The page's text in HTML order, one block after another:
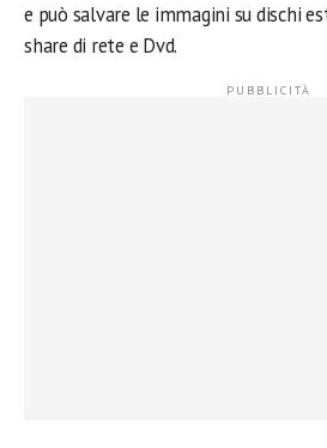
e può salvare le immagini su dischi
share di rete e Dvd.